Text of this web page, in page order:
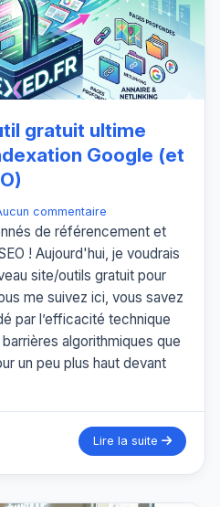
gratuit ultime
Google (et
commentaire
de référencement et
! Aujourd'hui, je voudrais
site/outils gratuit pour
me suivez ici, vous savez
par l’efficacité technique
algorithmiques que
un peu plus haut devant
Lire la suite